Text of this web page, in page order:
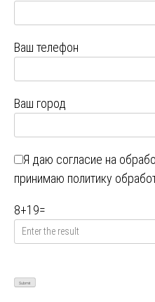
Ваш телефон
Ваш город
Я даю согласие на
принимаю политику
8+19=